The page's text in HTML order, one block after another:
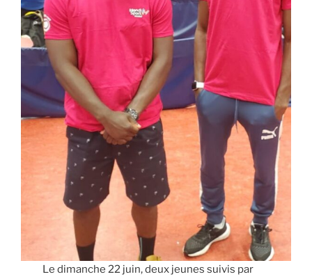
Le dimanche 22 juin, deux jeunes suivis par